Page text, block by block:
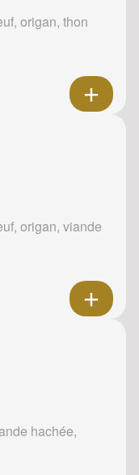
origan, thon
origan, viande
hachée,